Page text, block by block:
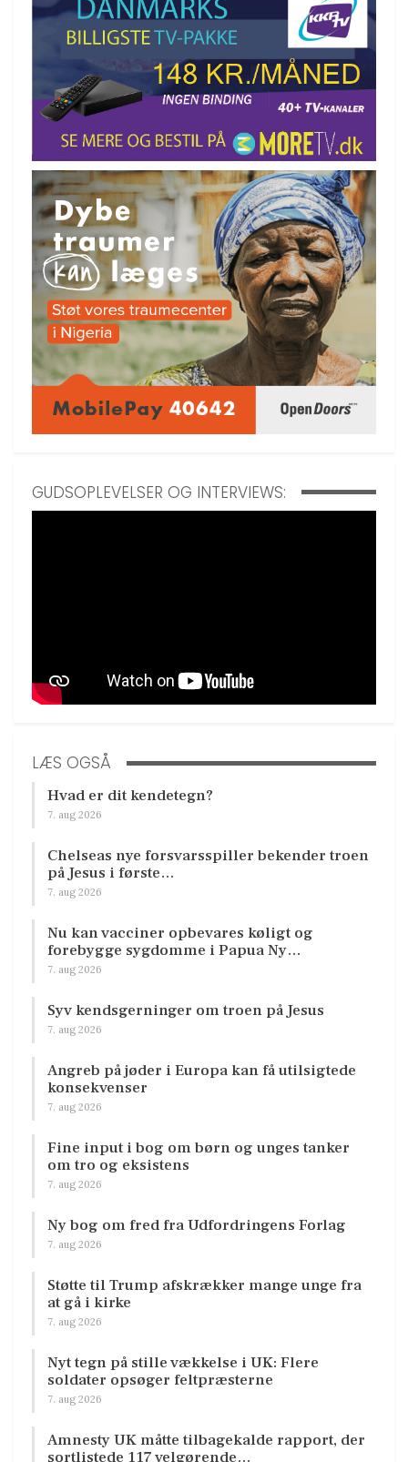
GUDSOPLEVELSER OG INTERVIEWS:
LÆS OGSÅ
Hvad er dit kendetegn?
7. aug 2026
Chelseas nye forsvarsspiller bekender troen
på Jesus i første…
7. aug 2026
Nu kan vacciner opbevares køligt og
forebygge sygdomme i Papua Ny…
7. aug 2026
Syv kendsgerninger om troen på Jesus
7. aug 2026
Angreb på jøder i Europa kan få utilsigtede
konsekvenser
7. aug 2026
Fine input i bog om børn og unges tanker
om tro og eksistens
7. aug 2026
Ny bog om fred fra Udfordringens Forlag
7. aug 2026
Støtte til Trump afskrækker mange unge fra
at gå i kirke
7. aug 2026
Nyt tegn på stille vækkelse i UK: Flere
soldater opsøger feltpræsterne
7. aug 2026
Amnesty UK måtte tilbagekalde rapport, der
sortlistede 117 velgørende…